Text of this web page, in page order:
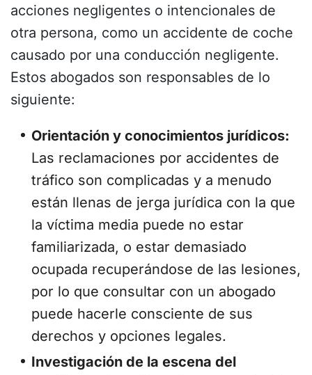
acciones negligentes o intencionales de
otra persona, como un accidente de coche
causado por una conducción negligente.
Estos abogados son responsables de lo
siguiente:
Orientación y conocimientos jurídicos:
Las reclamaciones por accidentes de
tráfico son complicadas y a menudo
están llenas de jerga jurídica con la que
la víctima media puede no estar
familiarizada, o estar demasiado
ocupada recuperándose de las lesiones,
por lo que consultar con un abogado
puede hacerle consciente de sus
derechos y opciones legales.
Investigación de la escena del